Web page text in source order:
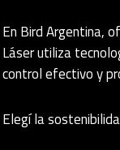
En Bird Argentina,
Láser utiliza
control efectivo y
Elegí la